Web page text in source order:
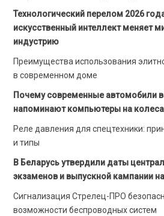
Технологический перелом 2026
искусственный интеллект меняет
индустрию
Преимущества использования
в современном доме
Почему современные автомобили
напоминают компьютеры на
Реле давления для спецтехники:
и типы
В Беларусь утвердили даты
экзаменов и выпускной кампании
Сигнализация Стрелец-ПРО
возможности беспроводных систем